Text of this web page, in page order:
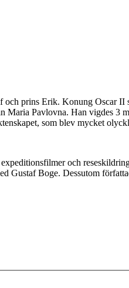
prins Erik. Konung Oscar
Maria Pavlovna. Han vigdes
som blev mycket
och
Gustaf Boge. Dessutom